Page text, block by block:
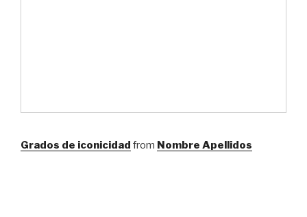
Grados de iconicidad from Nombre Apellidos